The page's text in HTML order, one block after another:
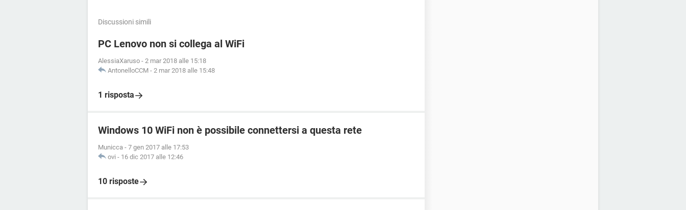
Discussioni simili
PC Lenovo non si collega al WiFi
AlessiaXaruso - 2 mar 2018 alle 15:18
AntonelloCCM - 2 mar 2018 alle 15:48
1 risposta
Windows 10 WiFi non è possibile connettersi a questa rete
Municca - 7 gen 2017 alle 17:53
ovi - 16 dic 2017 alle 12:46
10 risposte